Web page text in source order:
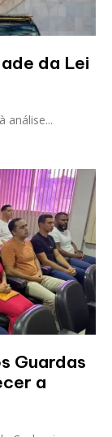
da Lei
análise...
Guardas
a